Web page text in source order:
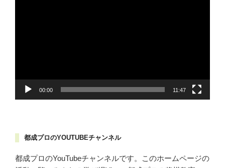
00:00 11:47
都成プロのYOUTUBEチャンネル
都成プロのYouTubeチャンネルです。このホームページの